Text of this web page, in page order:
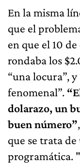
En la misma
que el
en que el 10
rondaba los
“una locura”,
fenomenal”.
dolarazo, un
buen número”
que se trata
programática.